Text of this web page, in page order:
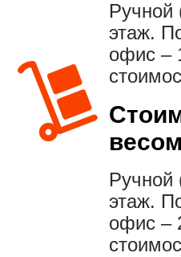
Ручной
этаж.
офис –
Ручной
этаж.
офис –